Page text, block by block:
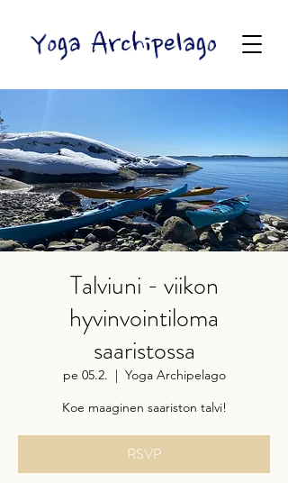
Talviuni - viikon
hyvinvointiloma
saaristossa
pe 05.2.
  |
Yoga Archipelago
Koe maaginen saariston talvi!
RSVP